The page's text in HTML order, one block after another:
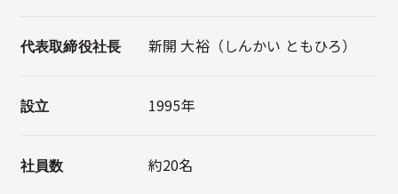
代表取締役社長 新開 大裕（しんかい ともひろ）
設立 1995年
社員数 約20名